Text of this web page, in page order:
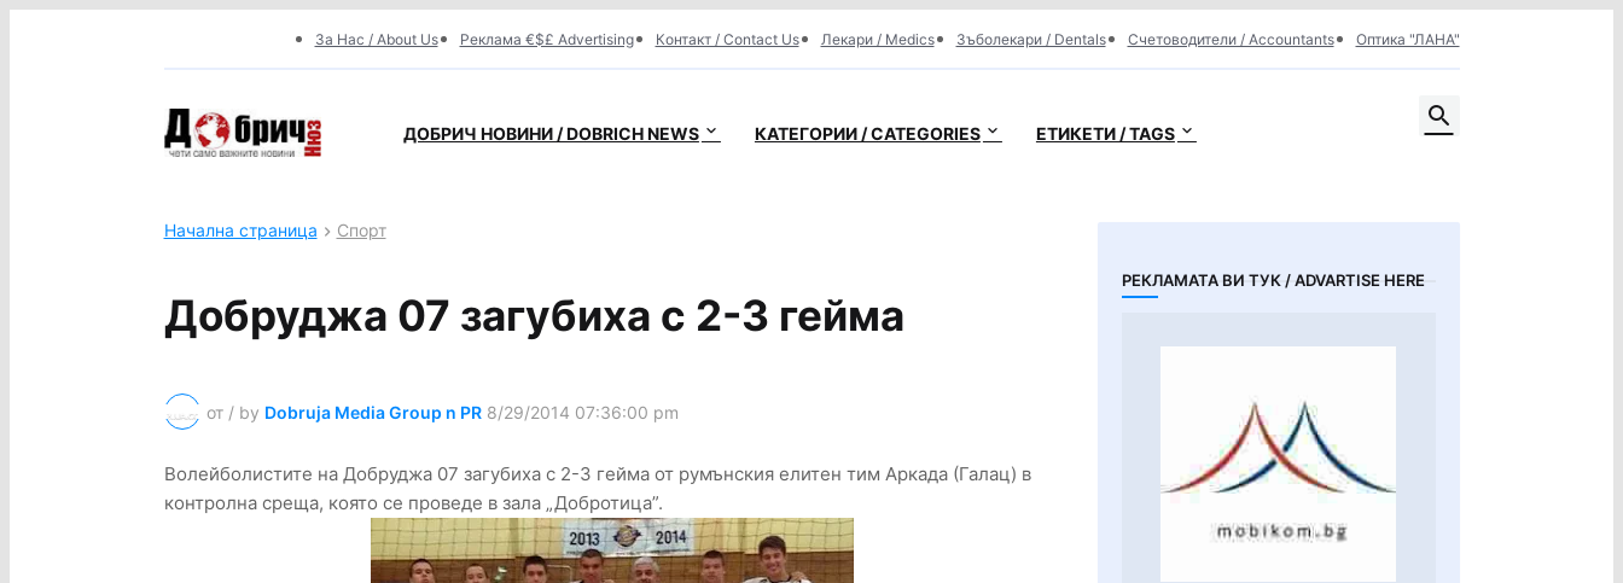
За Нас / About Us Реклама €$£ Advertising Контакт / Contact Us Лекари / Medics Зъболекари / Dentals Счетоводители / Accountants Оптика "ЛАНА"
ДОБРИЧ НОВИНИ / DOBRICH NEWS КАТЕГОРИИ / CATEGORIES ЕТИКЕТИ / TAGS
Начална страница Спорт
Добруджа 07 загубиха с 2-3 гейма
от / by Dobruja Media Group n PR 8/29/2014 07:36:00 pm
Волейболистите на Добруджа 07 загубиха с 2-3 гейма от румънския елитен тим Аркада (Галац) в
контролна среща, която се проведе в зала „Добротица”.
РЕКЛАМАТА ВИ ТУК / ADVARTISE HERE